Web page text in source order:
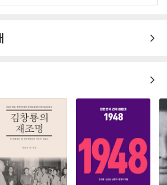
서
은, 히틀러에게 있어 독일에 사는 유대인과
오랜 시간이 걸리며, 반박에 재반박을 반복해
안에서 학살은 성전(聖戰)이 되었다. 일본 군
에서 완성되었다. 그리고 정해진 수순처럼,
들의 시체로 채우게 된다. 관동대지진 2년 후
본의 틀을 완성한다. 치안유지법을 통해서다.
은 국가보안법의 아버지다. 대지진으로 인한
로 실행된 치안유지법의 핵심은 두 가지다.
도 싸워야 한다. 무기가 없다, 탄약이 없다, 먹
유가 될 수 없다. 탄약이 없다면 칼로, 칼이 없
면 다리로 걷어차라, 다리도 당하면 이빨로 싸
정신이 있다는 것을 잊었는가? 일본은 신이 지
인 유신-관으로 무장한 일본은 이처럼 파괴
국, 소련 등과 전쟁을 시작했으나 세 방향 모두
이 마침내 당도한 초라한 결말이었다.